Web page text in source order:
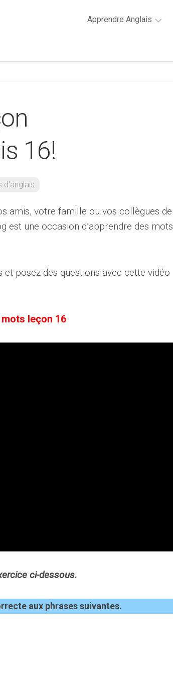
Apprendre Anglais
minutes
16!
d'anglais
amis, votre famille ou vos collègues de
est une occasion d’apprendre des mots
posez des questions avec cette vidéo
leçon 16
ci-dessous.
aux phrases suivantes.